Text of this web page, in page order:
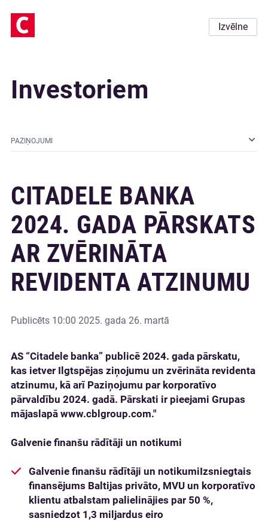
Izvēlne
Investoriem
PAZIŅOJUMI
CITADELE BANKA
2024. GADA PĀRSKATS
AR ZVĒRINĀTA
REVIDENTA ATZINUMU
Publicēts 10:00 2025. gada 26. martā
AS “Citadele banka” publicē 2024. gada pārskatu,
kas ietver Ilgtspējas ziņojumu un zvērināta revidenta
atzinumu, kā arī Paziņojumu par korporatīvo
pārvaldību 2024. gadā. Pārskati ir pieejami Grupas
mājaslapā www.cblgroup.com."
Galvenie finanšu rādītāji un notikumi
Galvenie finanšu rādītāji un notikumiIzsniegtais
finansējums Baltijas privāto, MVU un korporatīvo
klientu atbalstam palielinājies par 50 %,
sasniedzot 1,3 miljardus eiro